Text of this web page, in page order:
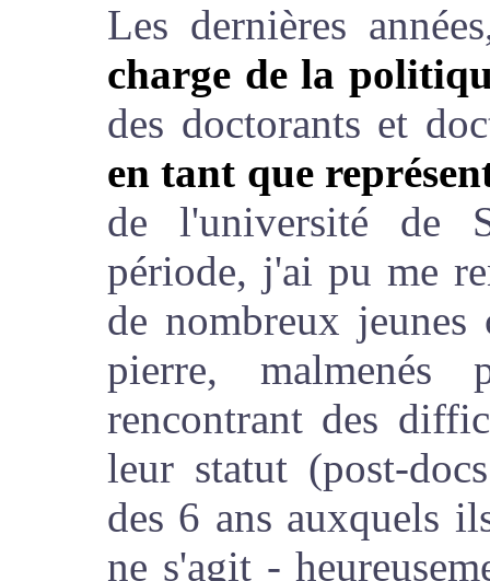
Les dernières
charge de la
des doctorants et
en tant que
de l'université de
période, j'ai pu me
de nombreux jeunes
pierre, malmenés
rencontrant des
leur statut (post-
des 6 ans auxquels
ne s'agit -